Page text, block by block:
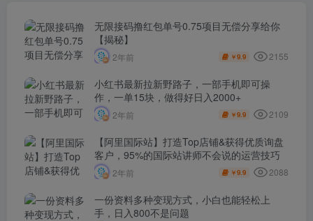
无限接码撸红包单号0.75项目无偿分享给你
【揭秘】
2年前 ￥9.9 2155
小红书最新拉新野路子，一部手机即可操
作，一单15块，做得好日入2000+
2年前 ￥9.9 2109
【阿里国际站】打造Top店铺&获得优质询盘
客户，​95%的国际站讲师不会说的运营技巧
2年前 ￥9.9 2088
一份资料多种变现方式，小白也能轻松上
手，日入800不是问题